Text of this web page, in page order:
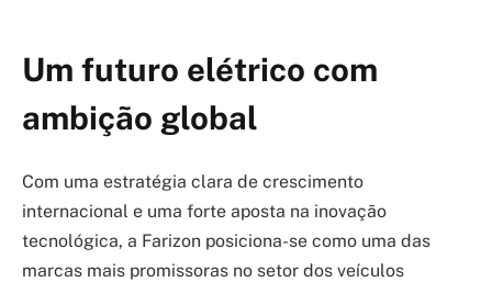
Um futuro elétrico com
ambição global
Com uma estratégia clara de crescimento
internacional e uma forte aposta na inovação
tecnológica, a Farizon posiciona-se como uma das
marcas mais promissoras no setor dos veículos